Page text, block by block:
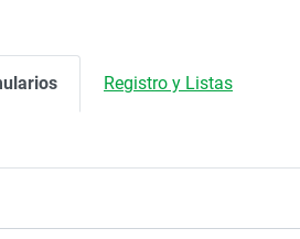
Registro y Listas